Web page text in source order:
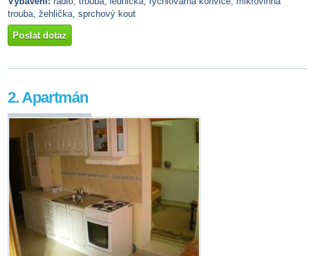
trouba, žehlička, sprchový kout
Poslat dotaz
2. Apartmán